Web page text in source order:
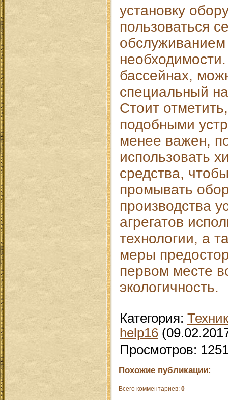
установку
пользоваться
бассейнах,
специальный
Стоит
подобными
менее важен,
использовать
средства,
промывать
производства
агрегатов
технологии, а
меры
первом месте
экологичность.
Категория:
help16
Просмотров:
Похожие публикации:
Всего комментариев: 0